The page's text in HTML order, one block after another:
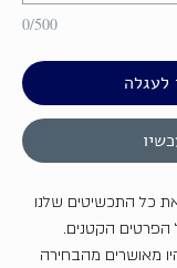
0/500
לעגלה
כל התכשיטים שלנו
הקטנים.
מאושרים מהבחירה